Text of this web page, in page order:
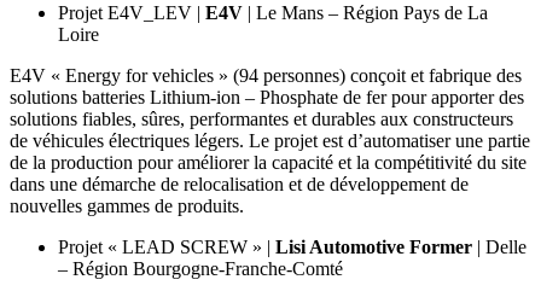
Projet E4V_LEV | E4V | Le Mans – Région Pays de La
Loire
E4V « Energy for vehicles » (94 personnes) conçoit et fabrique des
solutions batteries Lithium-ion – Phosphate de fer pour apporter des
solutions fiables, sûres, performantes et durables aux constructeurs
de véhicules électriques légers. Le projet est d’automatiser une partie
de la production pour améliorer la capacité et la compétitivité du site
dans une démarche de relocalisation et de développement de
nouvelles gammes de produits.
Projet « LEAD SCREW » | Lisi Automotive Former | Delle
– Région Bourgogne-Franche-Comté